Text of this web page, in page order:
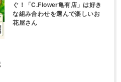
ぐ！「C.Flower亀有店」は好き
な組み合わせを選んで楽しいお
花屋さん